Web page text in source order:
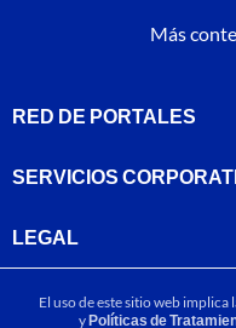
Más
RED DE PORTALES
SERVICIOS
LEGAL
El uso de este sitio web implica
yPolíticas de